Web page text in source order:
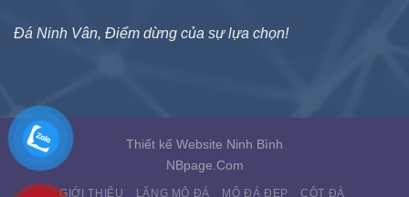
Đá Ninh Vân, Điểm dừng của sự lựa chọn!
Thiết kế Website Ninh Bình
NBpage.Com
GIỚI THIỆU LĂNG MỘ ĐÁ MỘ ĐÁ ĐẸP CỘT ĐÁ